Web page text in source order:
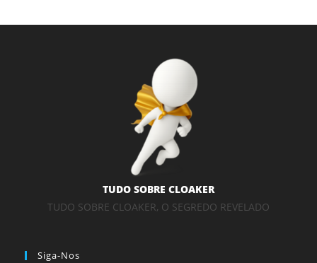
TUDO SOBRE CLOAKER
TUDO SOBRE CLOAKER, O SEGREDO REVELADO
Siga-Nos